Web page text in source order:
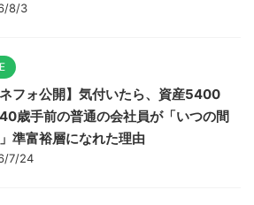
8/3
ネフォ公開】気付いたら、資産5400
歳手前の普通の会社員が「いつの間
準富裕層になれた理由
7/24